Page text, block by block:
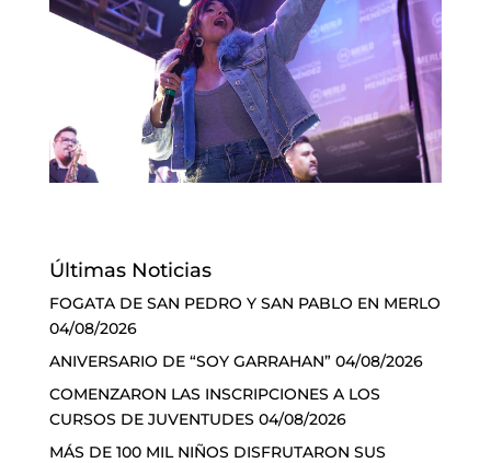
Últimas Noticias
FOGATA DE SAN PEDRO Y SAN PABLO EN MERLO
04/08/2026
ANIVERSARIO DE “SOY GARRAHAN” 04/08/2026
COMENZARON LAS INSCRIPCIONES A LOS
CURSOS DE JUVENTUDES 04/08/2026
MÁS DE 100 MIL NIÑOS DISFRUTARON SUS